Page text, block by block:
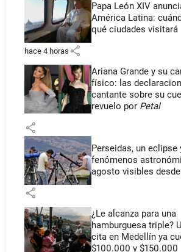
Papa León XIV
América Latina:
qué ciudades visitará
hace 4 horas share
Ariana Grande y su
físico: las
cantante sobre su
revuelo por Petal
share
Perseidas, un eclipse
fenómenos
agosto visibles
share
¿Le alcanza para una
hamburguesa triple?
cita en Medellín ya
$100.000 y $150.000